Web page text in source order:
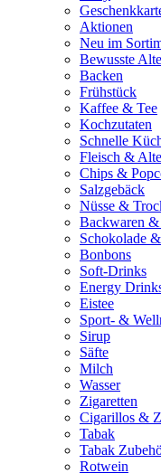
Aktionen
Neu im
Bewusste
Backen
Frühstück
Kaffee & Tee
Kochzutaten
Schnelle
Fleisch &
Chips &
Salzgebäck
Nüsse &
Backwaren &
Schokolade
Bonbons
Soft-Drinks
Energy
Eistee
Sport- &
Sirup
Säfte
Milch
Wasser
Zigaretten
Cigarillos &
Tabak
Tabak
Rotwein